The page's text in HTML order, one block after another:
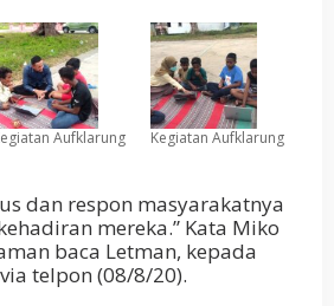
Aufklarung Kegiatan Aufklarung
dan respon masyarakatnya
mereka.” Kata Miko
baca Letman, kepada
telpon (08/8/20).